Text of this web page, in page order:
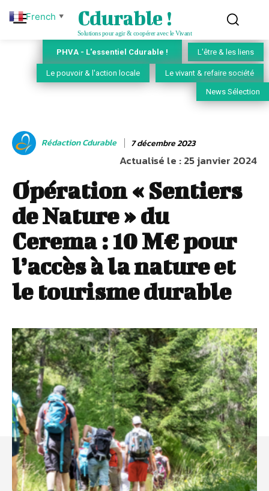
Cdurable !
Solutions pour agir & coopérer avec le Vivant
PHVA - L'essentiel Cdurable ! L'être & les liens
Le pouvoir & l'action locale Le vivant & refaire société
News Sélection
Rédaction Cdurable 7 décembre 2023
Actualisé le :25 janvier 2024
Opération « Sentiers
de Nature » du
Cerema : 10 M€ pour
l’accès à la nature et
le tourisme durable
French ▼